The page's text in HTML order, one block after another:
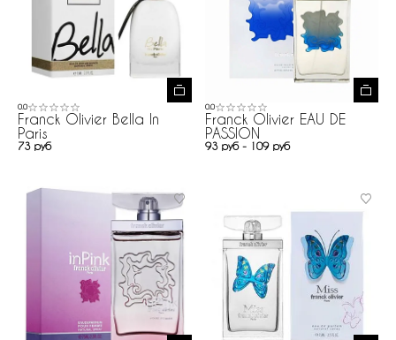
0.0
Franck Olivier Bella In
Paris
73 руб
0.0
Franck Olivier EAU DE
PASSION
93 руб - 109 руб